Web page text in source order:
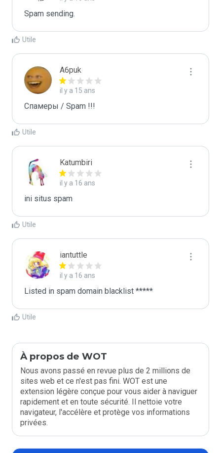
Spam sending.
Utile
A6puk
il y a 15 ans
Спамеры / Spam !!!
Utile
Katumbiri
il y a 16 ans
ini situs spam
Utile
iantuttle
il y a 16 ans
Listed in spam domain blacklist *****
Utile
À propos de WOT
Nous avons passé en revue plus de 2 millions de
sites web et ce n'est pas fini. WOT est une
extension légère conçue pour vous aider à naviguer
rapidement et en toute sécurité. Il nettoie votre
navigateur, l'accélère et protège vos informations
privées.